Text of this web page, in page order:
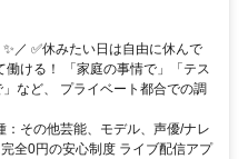
／ ✅休みたい日は自由に休んで
ける！ 「家庭の事情で」「テス
など、 プライベート都合での調
その他芸能、モデル、声優/ナレ
全0円の安心制度 ライブ配信アプ